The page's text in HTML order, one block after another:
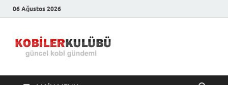
06 Ağustos 2026
Kulübü –